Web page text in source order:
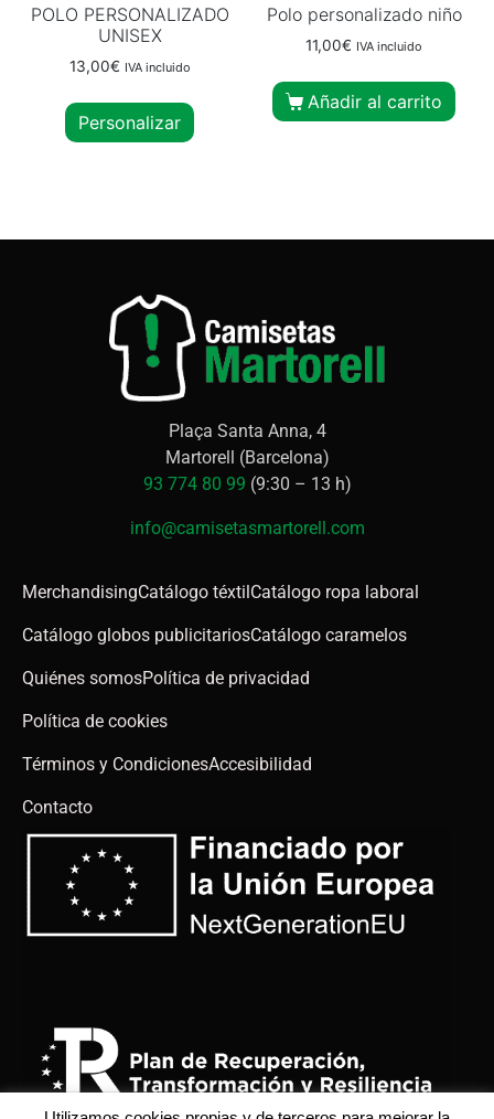
POLO PERSONALIZADO
UNISEX
13,00€ IVA incluido
Personalizar
Polo personalizado niño
11,00€ IVA incluido
Añadir al carrito
Plaça Santa Anna, 4
Martorell (Barcelona)
93 774 80 99 (9:30 – 13 h)
info@camisetasmartorell.com
MerchandisingCatálogo téxtil Catálogo ropa laboral
Catálogo globos publicitariosCatálogo caramelos
Quiénes somosPolítica de privacidad
Política de cookies
Términos y CondicionesAccesibilidad
Contacto